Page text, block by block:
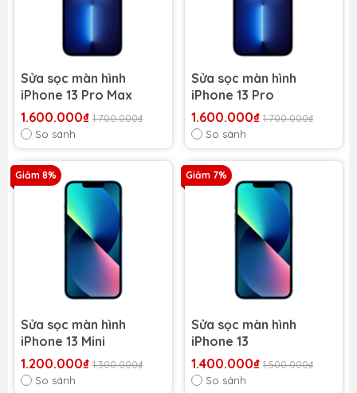
Sửa sọc màn hình
iPhone 13 Pro Max
1.600.000₫ 1.700.000₫
So sánh
Sửa sọc màn hình
iPhone 13 Pro
1.600.000₫ 1.700.000₫
So sánh
Giảm 8%
Sửa sọc màn hình
iPhone 13 Mini
1.200.000₫ 1.300.000₫
So sánh
Giảm 7%
Sửa sọc màn hình
iPhone 13
1.400.000₫ 1.500.000₫
So sánh